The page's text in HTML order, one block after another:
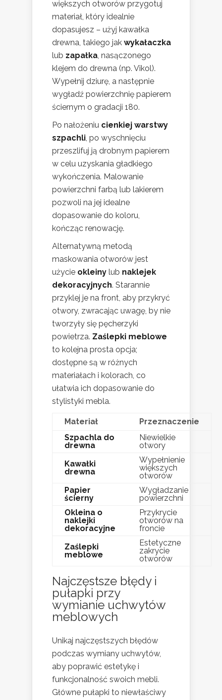
większych otworów przygotuj
materiał, który idealnie
dopasujesz – użyj kawałka
drewna, takiego jak wykałaczka
lub zapałka, nasączonego
klejem do drewna (np. Vikol).
Wypełnij dziurę, a następnie
wygładź powierzchnię papierem
ściernym o gradacji 180.
Po nałożeniu cienkiej warstwy
szpachli, po wyschnięciu
przeszlifuj ją drobnym papierem
w celu uzyskania gładkiego
wykończenia. Malowanie
powierzchni farbą lub lakierem
pozwoli na jej idealne
dopasowanie do koloru,
kończąc renowację.
Alternatywną metodą
maskowania otworów jest
użycie okleiny lub naklejek
dekoracyjnych. Starannie
przyklej je na front, aby przykryć
otwory, zwracając uwagę, by nie
tworzyły się pęcherzyki
powietrza. Zaślepki meblowe
to kolejna prosta opcja;
dostępne są w różnych
materiałach i kolorach, co
ułatwia ich dopasowanie do
stylistyki mebla.
Materiał
Przeznaczenie
Szpachla do
drewna
Niewielkie
otwory
Kawałki
drewna
Wypełnienie
większych
otworów
Papier
ścierny
Wygładzanie
powierzchni
Okleina o
naklejki
dekoracyjne
Przykrycie
otworów na
froncie
Zaślepki
meblowe
Estetyczne
zakrycie
otworów
Najczęstsze błędy i
pułapki przy
wymianie uchwytów
meblowych
Unikaj najczęstszych błędów
podczas wymiany uchwytów,
aby poprawić estetykę i
funkcjonalność swoich mebli.
Główne pułapki to niewłaściwy